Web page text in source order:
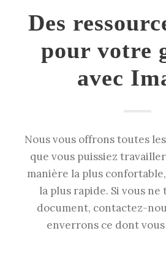
Des
pour votre
avec
Nous vous offrons toutes
que vous puissiez
manière la plus
la plus rapide. Si vous
document, contactez-
enverrons ce dont vous